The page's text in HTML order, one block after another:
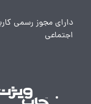
دارای مجوز رسمی
اجتماعی